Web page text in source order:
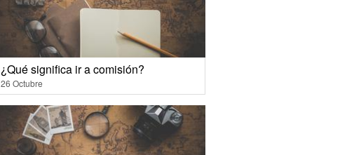
¿Qué significa ir a comisión?
26 Octubre